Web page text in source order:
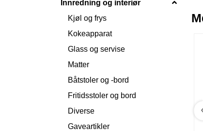
Innredning og interiør
Kjøl og frys
Kokeapparat
Glass og servise
Matter
Båtstoler og -bord
Fritidsstoler og bord
Diverse
Gaveartikler